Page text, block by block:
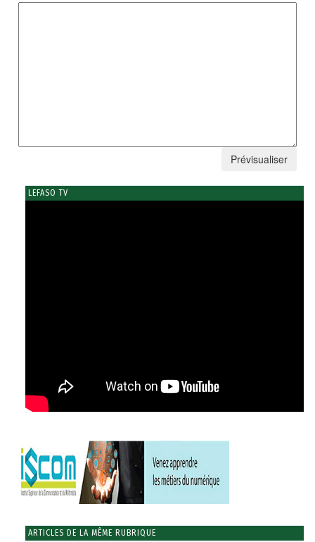
LEFASO TV
ARTICLES DE LA MÊME RUBRIQUE